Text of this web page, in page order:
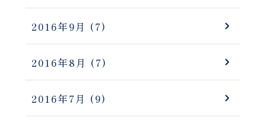
2016年9月 (7)
2016年8月 (7)
2016年7月 (9)